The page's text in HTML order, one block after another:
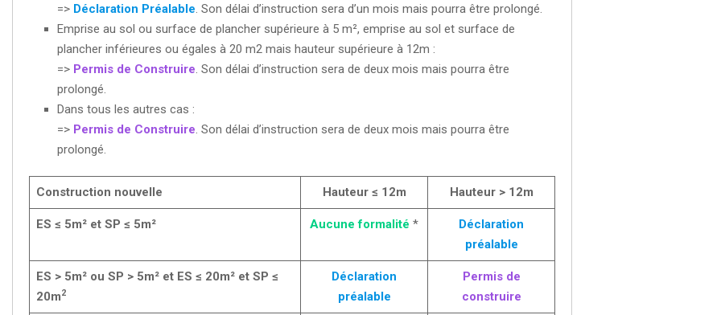
=> Déclaration Préalable . Son délai d’instruction sera d’un mois mais pourra être prolongé.
Emprise au sol ou surface de plancher supérieure à 5 m², emprise au sol et surface de
plancher inférieures ou égales à 20 m2 mais hauteur supérieure à 12m :
=> Permis de Construire . Son délai d’instruction sera de deux mois mais pourra être
prolongé.
Dans tous les autres cas :
=> Permis de Construire . Son délai d’instruction sera de deux mois mais pourra être
prolongé.
Construction nouvelle Hauteur ≤ 12m Hauteur > 12m
ES ≤ 5m² et SP ≤ 5m² Aucune formalité *
Déclaration
préalable
ES > 5m² ou SP > 5m² et ES ≤ 20m² et SP ≤
20m2
Déclaration
préalable
Permis de
construire